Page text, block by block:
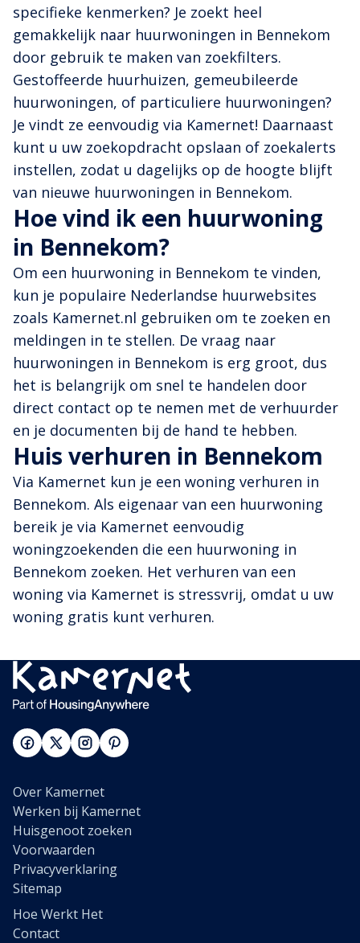
specifieke kenmerken? Je zoekt heel
gemakkelijk naar huurwoningen in Bennekom
door gebruik te maken van zoekfilters.
Gestoffeerde huurhuizen, gemeubileerde
huurwoningen, of particuliere huurwoningen?
Je vindt ze eenvoudig via Kamernet! Daarnaast
kunt u uw zoekopdracht opslaan of zoekalerts
instellen, zodat u dagelijks op de hoogte blijft
van nieuwe huurwoningen in Bennekom.
Hoe vind ik een huurwoning
in Bennekom?
Om een huurwoning in Bennekom te vinden,
kun je populaire Nederlandse huurwebsites
zoals Kamernet.nl gebruiken om te zoeken en
meldingen in te stellen. De vraag naar
huurwoningen in Bennekom is erg groot, dus
het is belangrijk om snel te handelen door
direct contact op te nemen met de verhuurder
en je documenten bij de hand te hebben.
Huis verhuren in Bennekom
Via Kamernet kun je een woning verhuren in
Bennekom. Als eigenaar van een huurwoning
bereik je via Kamernet eenvoudig
woningzoekenden die een huurwoning in
Bennekom zoeken. Het verhuren van een
woning via Kamernet is stressvrij, omdat u uw
woning gratis kunt verhuren.
Over Kamernet
Werken bij Kamernet
Huisgenoot zoeken
Voorwaarden
Privacyverklaring
Sitemap
Hoe Werkt Het
Contact